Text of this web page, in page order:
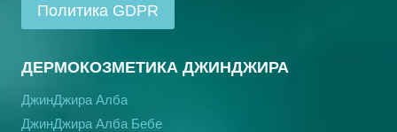
Политика GDPR
ДЕРМОКОЗМЕТИКА ДЖИНДЖИРА
ДжинДжира Алба
ДжинДжира Алба Бебе